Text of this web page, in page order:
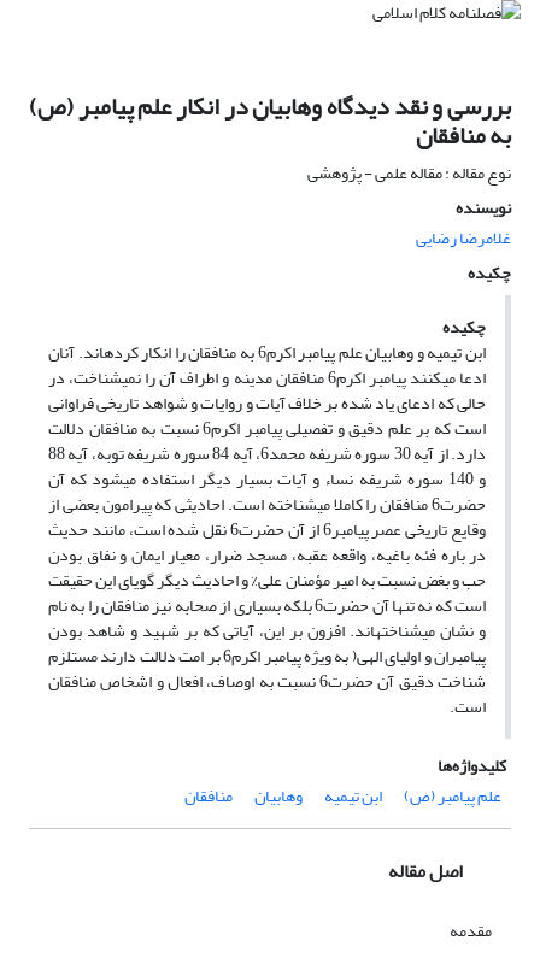
بررسی و نقد دیدگاه وهابیان در انکار علم پیامبر (ص)
به منافقان
نوع مقاله : مقاله علمی - پژوهشی
نویسنده
غلامرضا رضایی
چکیده
چکیده
ابن تیمیه و وهابیان علم پیامبر اکرم6 به منافقان را انکار کرده‎اند. آنان
ادعا می‎کنند پیامبر اکرم6 منافقان مدینه و اطراف آن را نمی‎شناخت، در
حالی که ادعای یاد شده بر خلاف آیات و روایات و شواهد تاریخی فراوانی
است که بر علم دقیق و تفصیلی پیامبر اکرم6 نسبت به منافقان دلالت
دارد. از آیه 30 سوره شریفه محمد6، آیه 84 سوره شریفه توبه، آیه 88
و 140 سوره شریفه نساء و آیات بسیار دیگر استفاده می‎شود که آن
حضرت6 منافقان را کاملا می‎شناخته است. احادیثی که پیرامون بعضی از
وقایع تاریخی عصر پیامبر6 از آن حضرت6 نقل شده است، مانند حدیث
در باره فئه باغیه، واقعه عقبه، مسجد ضرار، معیار ایمان و نفاق بودن
حب و بغض نسبت به امیر مؤمنان علی% و احادیث دیگر گویای این حقیقت
است که نه تنها آن حضرت6 بلکه بسیاری از صحابه نیز منافقان را به نام
و نشان می‎شناخته‎اند. افزون بر این، آیاتی که بر شهید و شاهد بودن
پیامبران و اولیای الهی( به ویژه پیامبر اکرم6 بر امت دلالت دارند مستلزم
شناخت دقیق آن حضرت6 نسبت به اوصاف، افعال و اشخاص منافقان
است.
کلیدواژه‌ها
علم پیامبر (ص)
ابن تیمیه وهابیان منافقان
اصل مقاله
مقدمه